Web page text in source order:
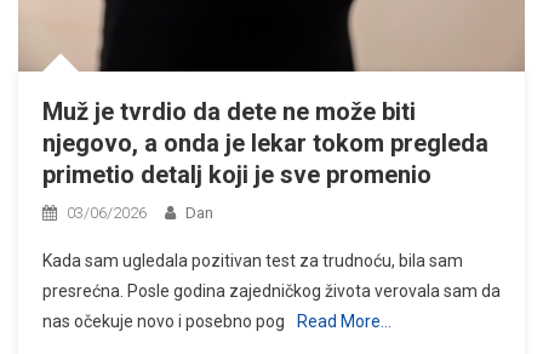
Muž je tvrdio da dete ne može biti
njegovo, a onda je lekar tokom pregleda
primetio detalj koji je sve promenio
03/06/2026 Dan
Kada sam ugledala pozitivan test za trudnoću, bila sam
presrećna. Posle godina zajedničkog života verovala sam da
nas očekuje novo i posebno pog
Read More…